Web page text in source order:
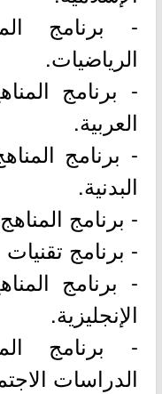
- برنامج
الرياضيات.
- برنامج
العربية.
- برنامج
البدنية.
- برنامج
- برنامج تقنيات
- برنامج
الإنجليزية.
- برنامج
الدراسات